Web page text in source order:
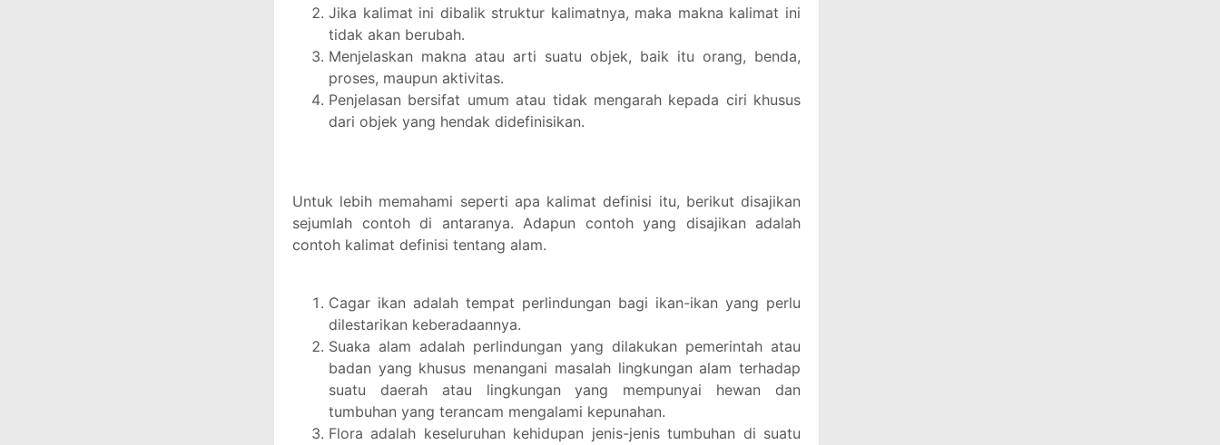
Jika kalimat ini dibalik struktur kalimatnya, maka makna kalimat ini
tidak akan berubah.
Menjelaskan makna atau arti suatu objek, baik itu orang, benda,
proses, maupun aktivitas.
Penjelasan bersifat umum atau tidak mengarah kepada ciri khusus
dari objek yang hendak didefinisikan.
Untuk lebih memahami seperti apa kalimat definisi itu, berikut disajikan
sejumlah contoh di antaranya. Adapun contoh yang disajikan adalah
contoh kalimat definisi tentang alam.
Cagar ikan adalah tempat perlindungan bagi ikan-ikan yang perlu
dilestarikan keberadaannya.
Suaka alam adalah perlindungan yang dilakukan pemerintah atau
badan yang khusus menangani masalah lingkungan alam terhadap
suatu daerah atau lingkungan yang mempunyai hewan dan
tumbuhan yang terancam mengalami kepunahan.
Flora adalah keseluruhan kehidupan jenis-jenis tumbuhan di suatu